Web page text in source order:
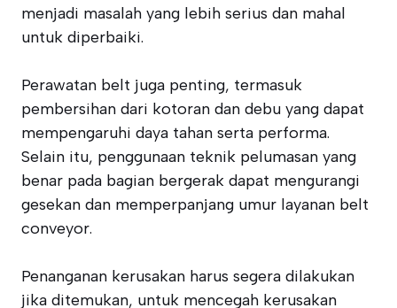
menjadi masalah yang lebih serius dan mahal
untuk diperbaiki.
Perawatan belt juga penting, termasuk
pembersihan dari kotoran dan debu yang dapat
mempengaruhi daya tahan serta performa.
Selain itu, penggunaan teknik pelumasan yang
benar pada bagian bergerak dapat mengurangi
gesekan dan memperpanjang umur layanan belt
conveyor.
Penanganan kerusakan harus segera dilakukan
jika ditemukan, untuk mencegah kerusakan